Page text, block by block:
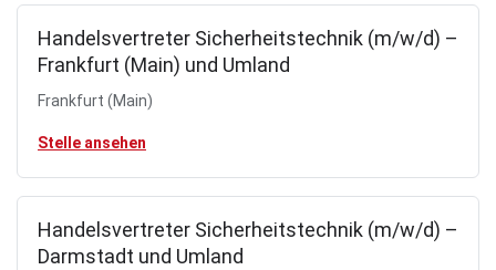
Handelsvertreter Sicherheitstechnik (m/w/d) –
Frankfurt (Main) und Umland
Frankfurt (Main)
Stelle ansehen
Handelsvertreter Sicherheitstechnik (m/w/d) –
Darmstadt und Umland